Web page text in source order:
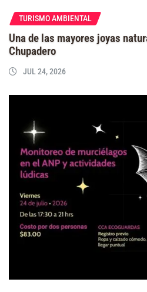
TURISMO AMBIENTAL
Una de las mayores joyas
Chupadero
JUL 24, 2026